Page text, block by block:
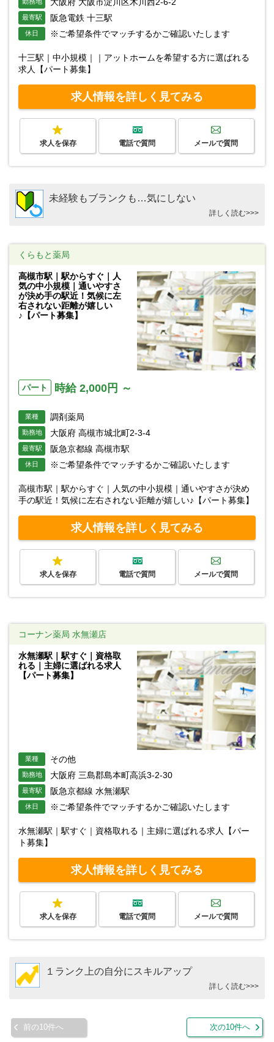
大阪府 大阪市淀川区木川西2-6-2
最寄駅 阪急電鉄 十三駅
休日 ※ご希望条件でマッチするかご確認いたします
十三駅｜中小規模｜｜アットホームを希望する方に選ばれる
求人【パート募集】
求人情報を詳しく見てみる
求人を保存 電話で質問 メールで質問
未経験もブランクも…気にしない
詳しく読む>>>
くらもと薬局
高槻市駅｜駅からすぐ｜人
気の中小規模｜通いやすさ
が決め手の駅近！気候に左
右されない距離が嬉しい
♪【パート募集】
パート 時給 2,000円 ～
業種 調剤薬局
勤務地 大阪府 高槻市城北町2-3-4
最寄駅 阪急京都線 高槻市駅
休日 ※ご希望条件でマッチするかご確認いたします
高槻市駅｜駅からすぐ｜人気の中小規模｜通いやすさが決め
手の駅近！気候に左右されない距離が嬉しい♪【パート募集】
求人情報を詳しく見てみる
求人を保存 電話で質問 メールで質問
コーナン薬局 水無瀬店
水無瀬駅｜駅すぐ｜資格取
れる｜主婦に選ばれる求人
【パート募集】
業種 その他
勤務地 大阪府 三島郡島本町高浜3-2-30
最寄駅 阪急京都線 水無瀬駅
休日 ※ご希望条件でマッチするかご確認いたします
水無瀬駅｜駅すぐ｜資格取れる｜主婦に選ばれる求人【パー
ト募集】
求人情報を詳しく見てみる
求人を保存 電話で質問 メールで質問
１ランク上の自分にスキルアップ
詳しく読む>>>
前の10件へ 次の10件へ